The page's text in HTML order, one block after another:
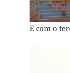
E com o